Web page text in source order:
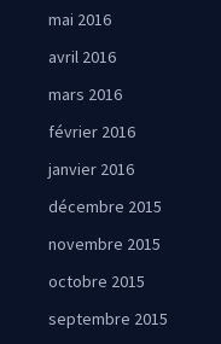
mai 2016
avril 2016
mars 2016
février 2016
janvier 2016
décembre 2015
novembre 2015
octobre 2015
septembre 2015